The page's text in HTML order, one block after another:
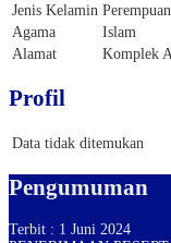
Jenis Kelamin Perempuan
Agama
Islam
Alamat
Komplek
Profil
Data tidak ditemukan
Pengumuman
Terbit : 1 Juni 2024